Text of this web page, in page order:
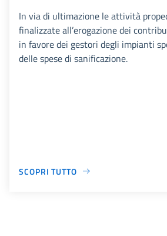
In via di ultimazione le attività
finalizzate all’erogazione dei
in favore dei gestori degli impianti
delle spese di sanificazione.
SCOPRI TUTTO